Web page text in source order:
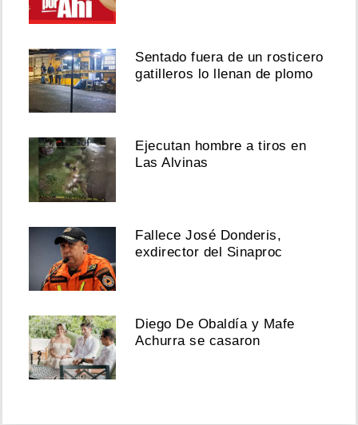
Sentado fuera de un rosticero
gatilleros lo llenan de plomo
Ejecutan hombre a tiros en
Las Alvinas
Fallece José Donderis,
exdirector del Sinaproc
Diego De Obaldía y Mafe
Achurra se casaron